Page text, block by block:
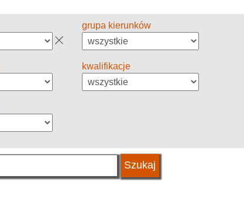
grupa kierunków
kwalifikacje